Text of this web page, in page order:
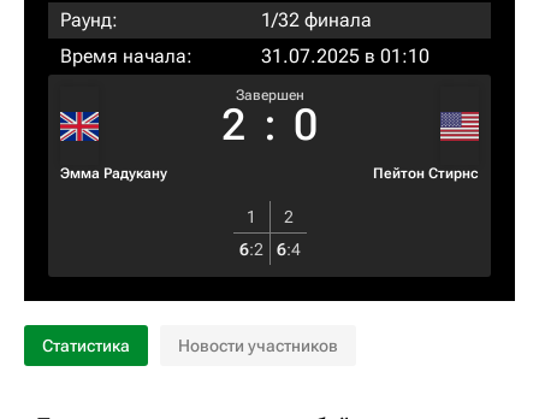
Раунд:
1/32 финала
Время начала:
31.07.2025 в 01:10
Эмма Радукану
Завершен
2 : 0
Пейтон Стирнс
1
2
6:2 6:4
Статистика Новости участников